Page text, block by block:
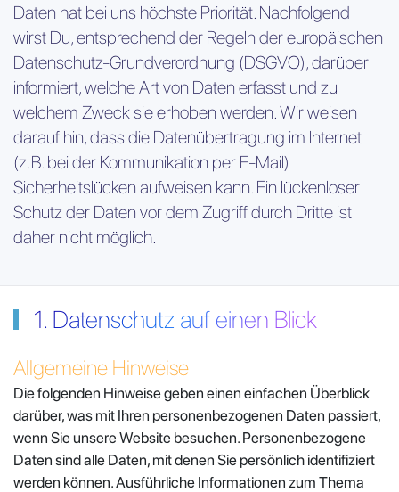
Daten hat bei uns höchste Priorität. Nachfolgend
wirst Du, entsprechend der Regeln der europäischen
Datenschutz-Grundverordnung (DSGVO), darüber
informiert, welche Art von Daten erfasst und zu
welchem Zweck sie erhoben werden. Wir weisen
darauf hin, dass die Datenübertragung im Internet
(z.B. bei der Kommunikation per E-Mail)
Sicherheitslücken aufweisen kann. Ein lückenloser
Schutz der Daten vor dem Zugriff durch Dritte ist
daher nicht möglich.
1. Datenschutz auf einen Blick
Allgemeine Hinweise
Die folgenden Hinweise geben einen einfachen Überblick
darüber, was mit Ihren personenbezogenen Daten passiert,
wenn Sie unsere Website besuchen. Personenbezogene
Daten sind alle Daten, mit denen Sie persönlich identifiziert
werden können. Ausführliche Informationen zum Thema